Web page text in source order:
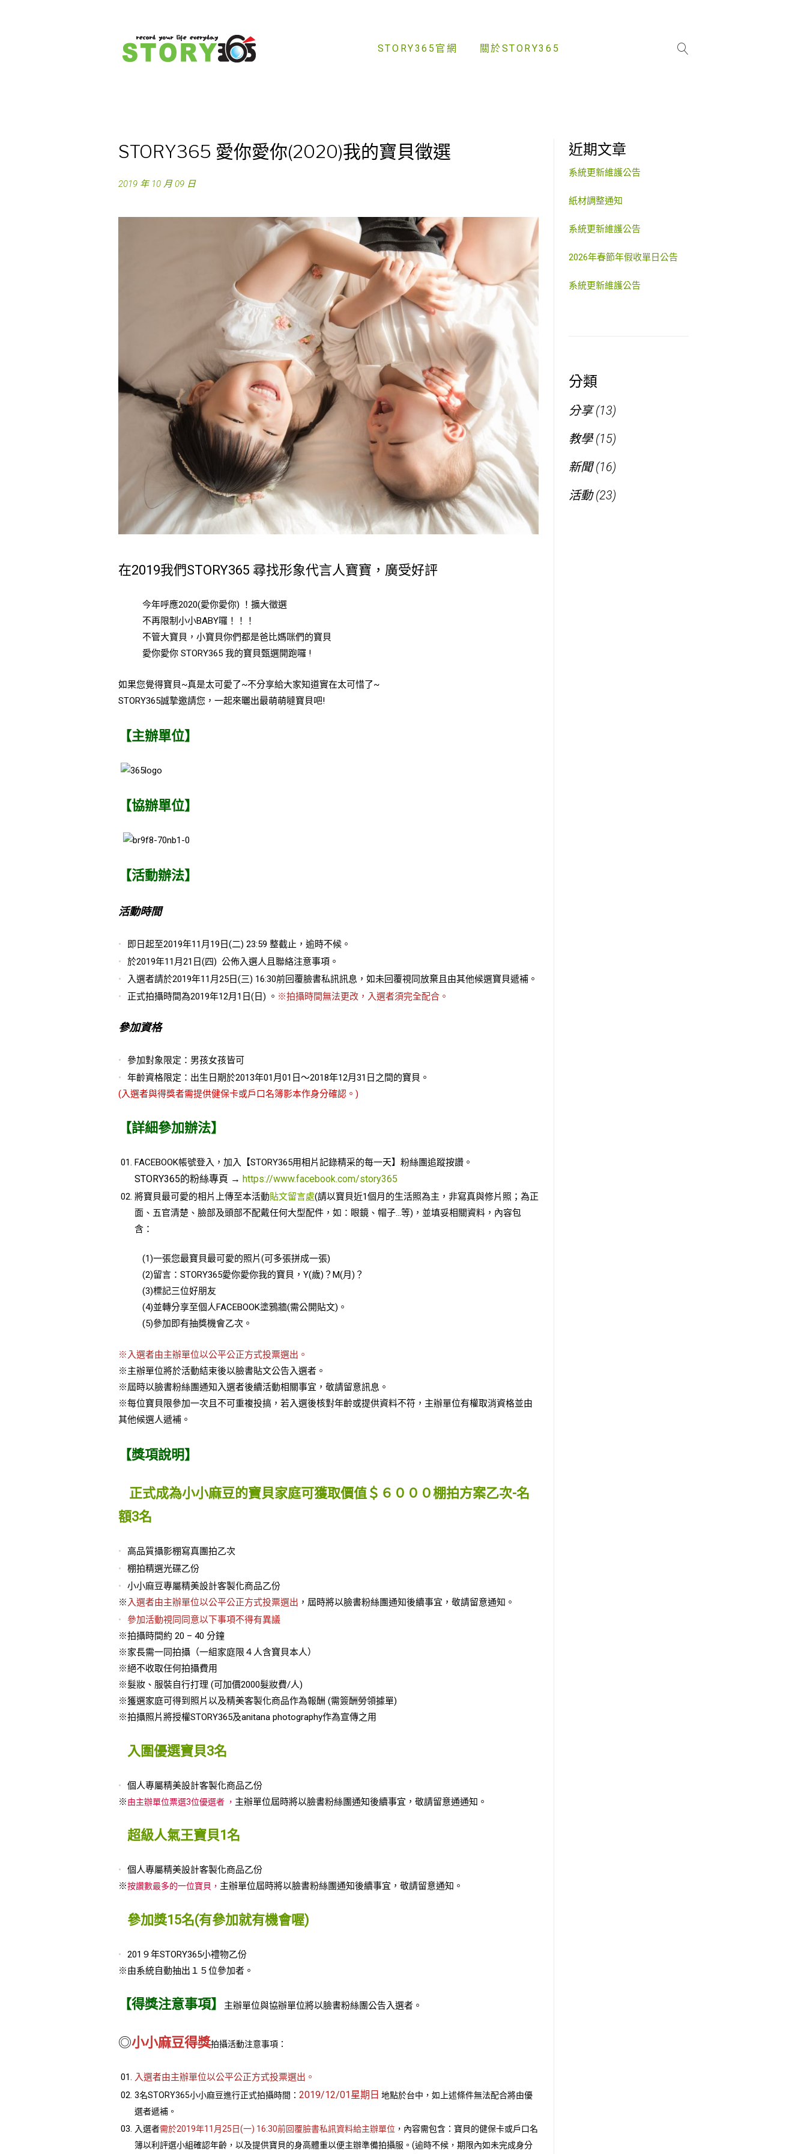
STORY365官網 關於STORY365
STORY365 愛你愛你(2020)我的寶貝徵選
2019 年 10 月 09 日
在2019我們STORY365 尋找形象代言人寶寶，廣受好評
今年呼應2020(愛你愛你) ！擴大徵選
不再限制小小BABY囉！！！
不管大寶貝，小寶貝你們都是爸比媽咪們的寶貝
愛你愛你 STORY365 我的寶貝甄選開跑囉 !
如果您覺得寶貝~真是太可愛了~不分享給大家知道實在太可惜了~
STORY365誠摯邀請您，一起來曬出最萌萌噠寶貝吧!
【主辦單位】
【協辦單位】
【活動辦法】
活動時間
即日起至2019年11月19日(二) 23:59 整截止，逾時不候。
於2019年11月21日(四) 公佈入選人且聯絡注意事項。
入選者請於2019年11月25日(三) 16:30前回覆臉書私訊訊息，如未回覆視同放棄且由其他候選寶貝遞補。
正式拍攝時間為2019年12月1日(日) 。 ※拍攝時間無法更改，入選者須完全配合。
參加資格
參加對象限定：男孩女孩皆可
年齡資格限定：出生日期於2013年01月01日～2018年12月31日之間的寶貝。
(入選者與得獎者需提供健保卡或戶口名簿影本作身分確認。)
【詳細參加辦法】
FACEBOOK帳號登入，加入【STORY365用相片記錄精采的每一天】粉絲團追蹤按讚。
STORY365的粉絲專頁 → https://www.facebook.com/story365
將寶貝最可愛的相片上傳至本活動貼文留言處(請以寶貝近1個月的生活照為主，非寫真與修片照；為正
面、五官清楚、臉部及頭部不配戴任何大型配件，如：眼鏡、帽子…等)，並填妥相關資料，內容包
含：
(1)一張您最寶貝最可愛的照片(可多張拼成一張)
(2)留言：STORY365愛你愛你我的寶貝，Y(歲)？M(月)？
(3)標記三位好朋友
(4)並轉分享至個人FACEBOOK塗鴉牆(需公開貼文)。
(5)參加即有抽獎機會乙次。
※入選者由主辦單位以公平公正方式投票選出。
※主辦單位將於活動結束後以臉書貼文公告入選者。
※屆時以臉書粉絲團通知入選者後續活動相關事宜，敬請留意訊息。
※每位寶貝限參加一次且不可重複投搞，若入選後核對年齡或提供資料不符，主辦單位有權取消資格並由
其他候選人遞補。
【獎項說明】
正式成為小小麻豆的寶貝家庭可獲取價值＄６０００棚拍方案乙次-名
額3名
高品質攝影棚寫真團拍乙次
棚拍精選光碟乙份
小小麻豆專屬精美設計客製化商品乙份
※ 入選者由主辦單位以公平公正方式投票選出 ，屆時將以臉書粉絲團通知後續事宜，敬請留意通知。
參加活動視同同意以下事項不得有異議
※拍攝時間約 20 – 40 分鐘
※家長需一同拍攝（一組家庭限４人含寶貝本人）
※絕不收取任何拍攝費用
※髮妝、服裝自行打理 (可加價2000髮妝費/人)
※獲選家庭可得到照片以及精美客製化商品作為報酬 (需簽酬勞領據單)
※拍攝照片將授權STORY365及anitana photography作為宣傳之用
入圍優選寶貝3名
個人專屬精美設計客製化商品乙份
※由主辦單位票選3位優選者 ， 主辦單位屆時將以臉書粉絲團通知後續事宜，敬請留意通通知。
超級人氣王寶貝1名
個人專屬精美設計客製化商品乙份
※按讚數最多的一位寶貝， 主辦單位屆時將以臉書粉絲團通知後續事宜，敬請留意通知。
參加獎15名(有參加就有機會喔)
201９年STORY365小禮物乙份
※由系統自動抽出１５位參加者。
【得獎注意事項】 主辦單位與協辦單位將以臉書粉絲團公告入選者。
◎小小麻豆得獎拍攝活動注意事項：
入選者由主辦單位以公平公正方式投票選出。
3名STORY365小小麻豆進行正式拍攝時間： 2019/12/01星期日 地點於台中，如上述條件無法配合將由優
選者遞補。
入選者需於2019年11月25日(一) 16:30前回覆臉書私訊資料給主辦單位 ，內容需包含：寶貝的健保卡或戶口名
簿以利評選小組確認年齡，以及提供寶貝的身高體重以便主辦準備拍攝服。(逾時不候，期限內如未完成身分
近期文章
系統更新維護公告
紙材調整通知
系統更新維護公告
2026年春節年假收單日公告
系統更新維護公告
分類
分享(13)
教學(15)
新聞(16)
活動(23)